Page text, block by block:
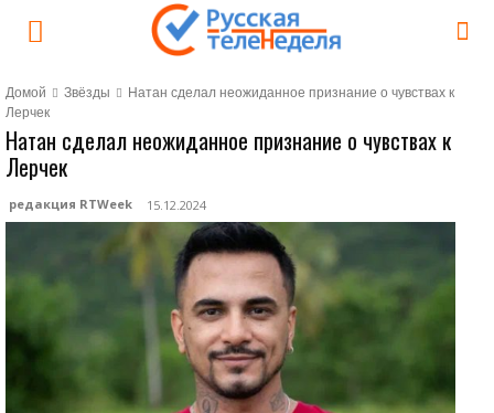
Домой Звёзды
Натан сделал неожиданное признание о чувствах к
Лерчек
Натан сделал неожиданное признание о чувствах к
Лерчек
редакция RTWeek 15.12.2024